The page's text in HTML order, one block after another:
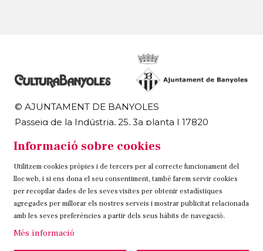
© AJUNTAMENT DE BANYOLES
Passeig de la Indústria, 25, 3a planta | 17820
972 58 18 48 | 972 57 00 50
Sitemap Avís Legal Ús de Cookies Contacteu
Link a instagram
Link a twitter
Link a facebook
Informació sobre cookies
Utilitzem cookies pròpies i de tercers per al correcte funcionament del
lloc web, i si ens dona el seu consentiment, també farem servir cookies
per recopilar dades de les seves visites per obtenir estadístiques
agregades per millorar els nostres serveis i mostrar publicitat relacionada
amb les seves preferències a partir dels seus hàbits de navegació.
Més informació